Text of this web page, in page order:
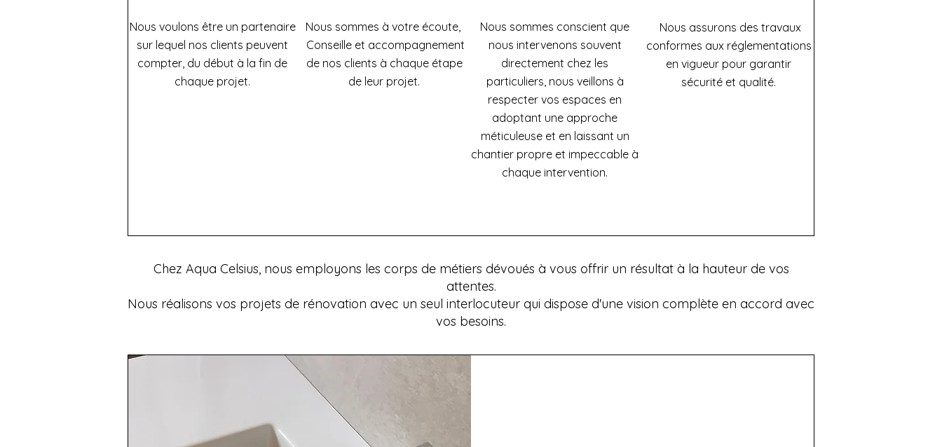
Nous voulons être un partenaire
sur lequel nos clients peuvent
compter, du début à la fin de
chaque projet.
Nous sommes à votre écoute,
Conseille et accompagnement
de nos clients à chaque étape
de leur projet.
Nous sommes conscient que
nous intervenons souvent
directement chez les
particuliers, nous veillons à
respecter vos espaces en
adoptant une approche
méticuleuse et en laissant un
chantier propre et impeccable à
chaque intervention.
Nous assurons des travaux
conformes aux réglementations
en vigueur pour garantir
sécurité et qualité.
Chez Aqua Celsius, nous employons les corps de métiers dévoués à vous offrir un résultat à la hauteur de vos
attentes.
Nous réalisons vos projets de rénovation avec un seul interlocuteur qui dispose d'une vision complète en accord avec
vos besoins.